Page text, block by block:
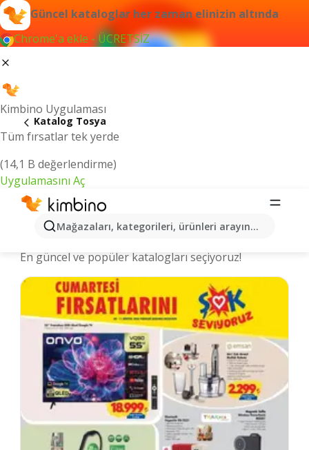
Güncel kataloglar her zaman elinizin altında
Chrome'a ekle - ÜCRETSİZ
Kimbino Uygulaması
Tüm fırsatlar tek yerde
(14,1 B değerlendirme)
Uygulamasını Aç
Mağazaları, kategorileri, ürünleri arayın...
Katalog Tosya
Tosya şehrinde kataloglar ve indirimli
En güncel ve popüler katalogları seçiyoruz!